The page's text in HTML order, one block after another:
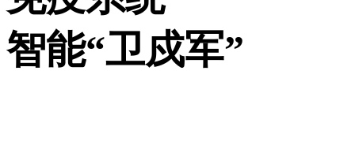
智能“卫戍军”